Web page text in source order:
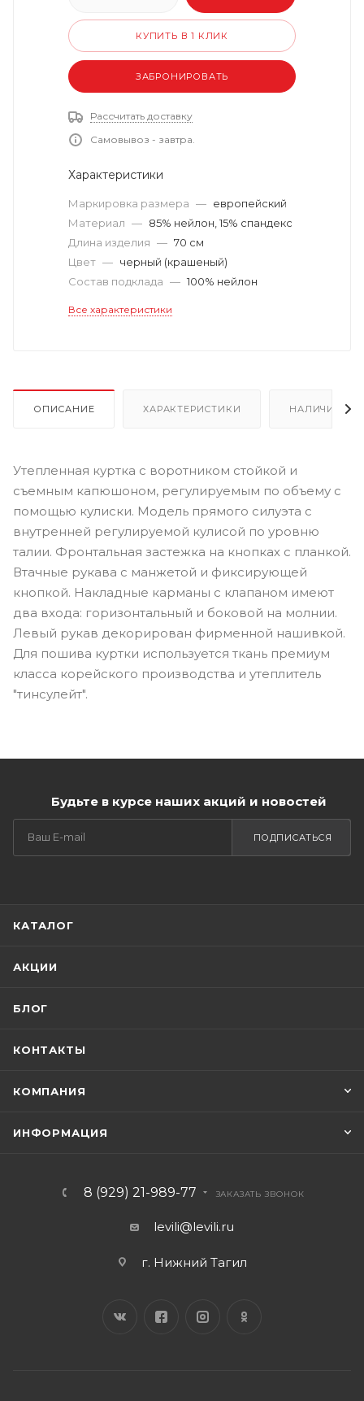
КУПИТЬ В 1 КЛИК
ЗАБРОНИРОВАТЬ
Рассчитать доставку
Самовывоз - завтра.
Характеристики
Маркировка размера — европейский
Материал — 85% нейлон, 15% спандекс
Длина изделия — 70 см
Цвет — черный (крашеный)
Состав подклада — 100% нейлон
Все характеристики
ОПИСАНИЕ ХАРАКТЕРИСТИКИ НАЛИЧИЕ
Утепленная куртка с воротником стойкой и
съемным капюшоном, регулируемым по объему с
помощью кулиски. Модель прямого силуэта с
внутренней регулируемой кулисой по уровню
талии. Фронтальная застежка на кнопках с планкой.
Втачные рукава с манжетой и фиксирующей
кнопкой. Накладные карманы с клапаном имеют
два входа: горизонтальный и боковой на молнии.
Левый рукав декорирован фирменной нашивкой.
Для пошива куртки используется ткань премиум
класса корейского производства и утеплитель
"тинсулейт".
Будьте в курсе наших акций и новостей
ПОДПИСАТЬСЯ
КАТАЛОГ
АКЦИИ
БЛОГ
КОНТАКТЫ
КОМПАНИЯ
ИНФОРМАЦИЯ
8 (929) 21-989-77 ЗАКАЗАТЬ ЗВОНОК
levili@levili.ru
г. Нижний Тагил